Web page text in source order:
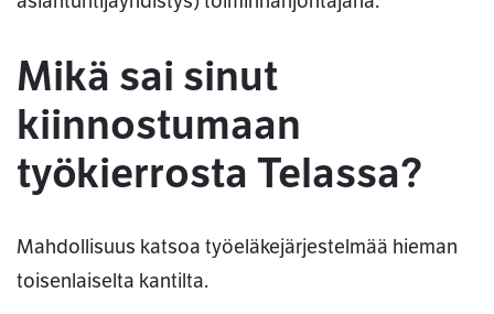
Mikä sai sinut
kiinnostumaan
työkierrosta Telassa?
Mahdollisuus katsoa työeläkejärjestelmää hieman
toisenlaiselta kantilta.